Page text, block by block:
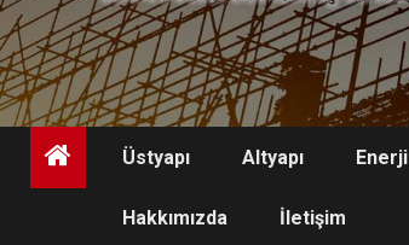
Üstyapı Altyapı Enerji
Hakkımızda İletişim